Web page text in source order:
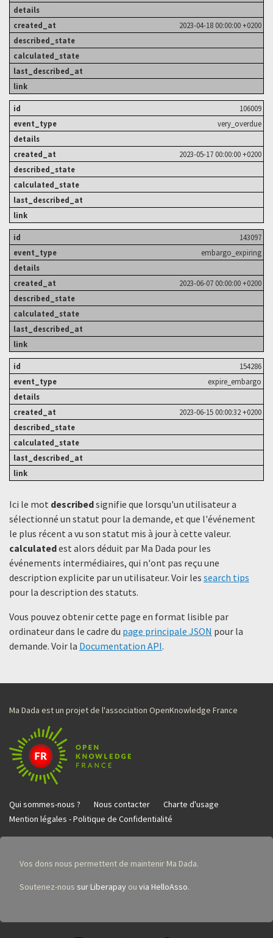
2023-04-18 00:00:00 +0200
106009
very_overdue
2023-05-17 00:00:00 +0200
143097
embargo_expiring
2023-06-07 00:00:00 +0200
154286
expire_embargo
2023-06-15 00:00:32 +0200
Ici le mot describedsignifie que lorsqu'un utilisateur a
sélectionné un statut ​​pour la demande, et que l'événement
le plus récent a vu son statut mis à jour à cette valeur.
calculatedest alors déduit par Ma Dada pour les
événements intermédiaires, qui n'ont pas reçu une
description explicite par un utilisateur. Voir les search tips
pour la description des statuts.
Vous pouvez obtenir cette page en format lisible par
ordinateur dans le cadre du page principale JSON pour la
demande. Voir la Documentation API.
Ma Dada est un projet de l'association OpenKnowledge France
Qui sommes-nous ? Nous contacter
Charte d'usage
Mention légales - Politique de Confidentialité
Vos dons nous permettent de maintenir Ma Dada.
Soutenez-nous sur Liberapay ou via HelloAsso.